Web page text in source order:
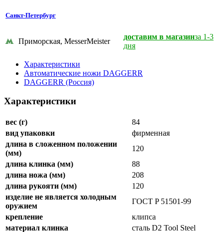
Санкт-Петербург
Приморская, MesserMeister
доставим в магазинза 1-3
дня
Характеристики
Автоматические ножи DAGGERR
DAGGERR (Россия)
Характеристики
вес (г)
84
вид упаковки
фирменная
длина в сложенном положении
(мм)
120
длина клинка (мм)
88
длина ножа (мм)
208
длина рукояти (мм)
120
изделие не является холодным
оружием
ГОСТ P 51501-99
крепление
клипса
материал клинка
сталь D2 Tool Steel